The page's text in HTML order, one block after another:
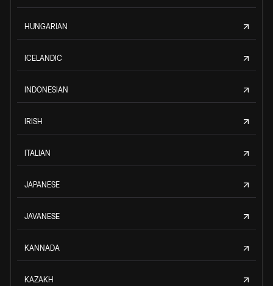
HUNGARIAN
ICELANDIC
INDONESIAN
IRISH
ITALIAN
JAPANESE
JAVANESE
KANNADA
KAZAKH